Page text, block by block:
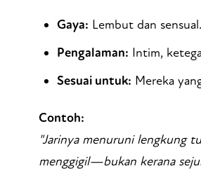
Gaya: Lembut dan sensual.
Pengalaman: Intim,
Sesuai untuk: Mereka
Contoh:
"Jarinya menuruni lengkung
menggigil—bukan kerana